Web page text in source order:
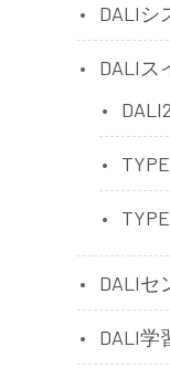
DALIシ
DALIス
DALIセ
DALI学